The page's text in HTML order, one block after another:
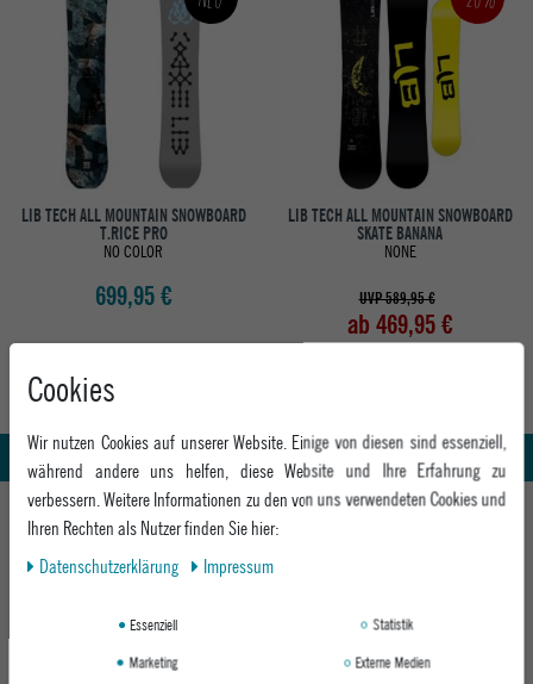
LIB TECH ALL MOUNTAIN SNOWBOARD
T.RICE PRO
NO COLOR
699,95 €
LIB TECH ALL MOUNTAIN SNOWBOARD
SKATE BANANA
NONE
UVP 589,95 €
ab 469,95 €
Whatsapp Support
HILFE UND BERATUNG
INFO & KONTAKT
Cookies
Wir nutzen Cookies auf unserer Website. Einige von diesen sind essenziell,
während andere uns helfen, diese Website und Ihre Erfahrung zu
verbessern. Weitere Informationen zu den von uns verwendeten Cookies und
Ihren Rechten als Nutzer finden Sie hier:
Daten­schutz­erklärung
Impressum
Essenziell
Statistik
Marketing
Externe Medien